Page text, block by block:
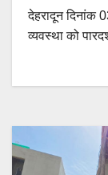
देहरादून दिनांक
व्यवस्था को